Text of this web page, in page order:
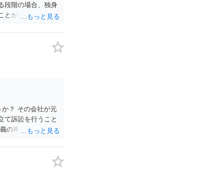
段階の場合、独身
とが多いと思われ
るのがよいと思い
？ その会社が元
て訴訟を行うこと
の車の差し押さえ
さんに再度依頼で
らえば、他の弁護